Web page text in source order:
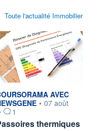
fournie par
AVEC
• 07 août
1
thermiques
Toute l'actualité Immobilier